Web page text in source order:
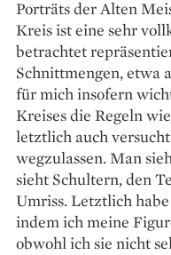
Porträts der Alten
Kreis ist eine sehr
betrachtet
Schnittmengen, etwa
für mich insofern
Kreises die Regeln
letztlich auch
wegzulassen. Man
sieht Schultern, den
Umriss. Letztlich
indem ich meine
obwohl ich sie nicht